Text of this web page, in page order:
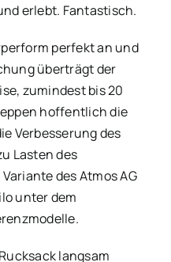
erlebt. Fantastisch.
perfekt an und
überträgt der
zumindest bis 20
hoffentlich die
Verbesserung des
Lasten des
des Atmos AG
unter dem
langsam